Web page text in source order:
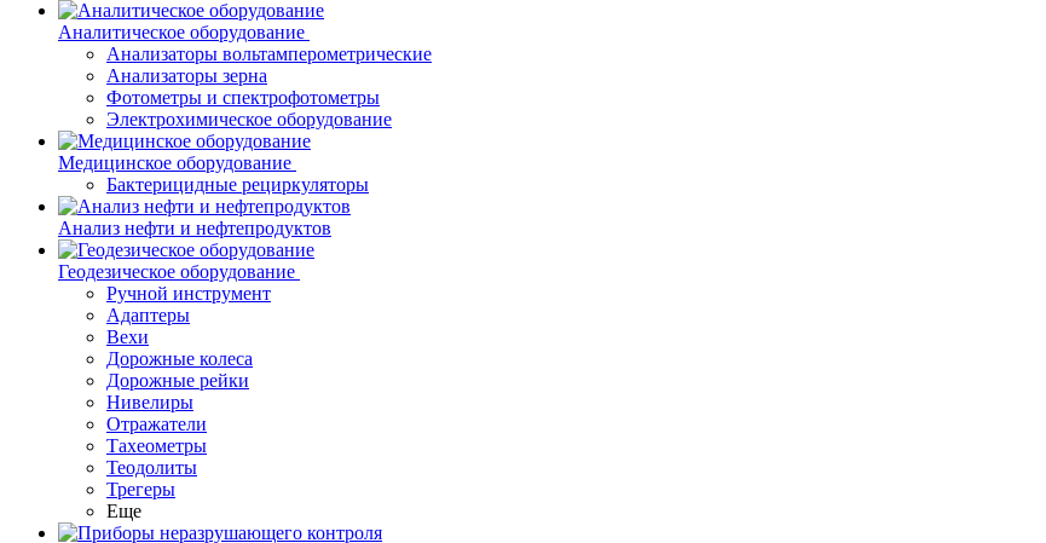
Аналитическое оборудование
Анализаторы вольтамперометрические
Анализаторы зерна
Фотометры и спектрофотометры
Электрохимическое оборудование
Медицинское оборудование
Бактерицидные рециркуляторы
Анализ нефти и нефтепродуктов
Геодезическое оборудование
Ручной инструмент
Адаптеры
Вехи
Дорожные колеса
Дорожные рейки
Нивелиры
Отражатели
Тахеометры
Теодолиты
Трегеры
Еще